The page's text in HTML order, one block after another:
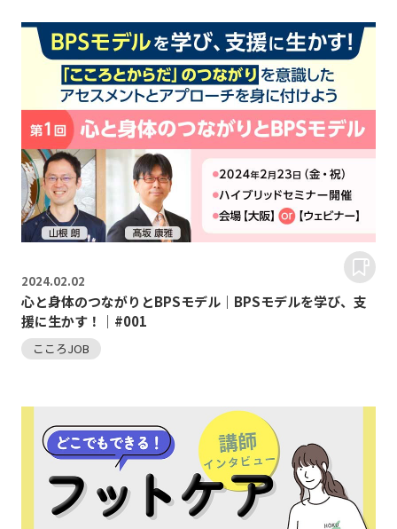
2024.02.02
心と身体のつながりとBPSモデル｜BPSモデルを学び、支
援に生かす！｜#001
こころJOB